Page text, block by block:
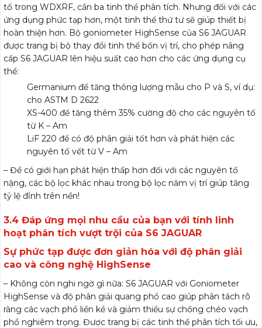
tố trong WDXRF, cần ba tinh thể phân tích. Nhưng đối với các
ứng dụng phức tạp hơn, một tinh thể thứ tư sẽ giúp thiết bị
hoàn thiện hơn. Bộ goniometer HighSense của S6 JAGUAR
được trang bị bộ thay đổi tinh thể bốn vị trí, cho phép nâng
cấp S6 JAGUAR lên hiệu suất cao hơn cho các ứng dụng cụ
thể:
Germanium để tăng thông lượng mẫu cho P và S, ví dụ:
cho ASTM D 2622
XS-400 để tăng thêm 35% cường độ cho các nguyên tố
từ K – Am
LiF 220 để có độ phân giải tốt hơn và phát hiện các
nguyên tố vết từ V – Am
– Để có giới hạn phát hiện thấp hơn đối với các nguyên tố
nặng, các bộ lọc khác nhau trong bộ lọc năm vị trí giúp tăng
tỷ lệ đỉnh trên nền!
3.4 Đáp ứng mọi nhu cầu của bạn với tính linh
hoạt phân tích vượt trội của S6 JAGUAR
Sự phức tạp được đơn giản hóa với độ phân giải
cao và công nghệ HighSense
– Không còn nghi ngờ gì nữa: S6 JAGUAR với Goniometer
HighSense và độ phân giải quang phổ cao giúp phân tách rõ
ràng các vạch phổ liền kề và giảm thiểu sự chồng chéo vạch
phổ nghiêm trọng. Được trang bị các tinh thể phân tích tối ưu,